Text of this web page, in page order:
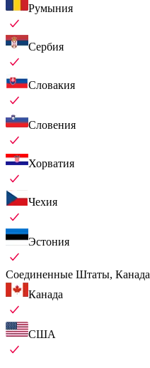
Румыния
Сербия
Словакия
Словения
Хорватия
Чехия
Эстония
Соединенные Штаты, Канада
Канада
США